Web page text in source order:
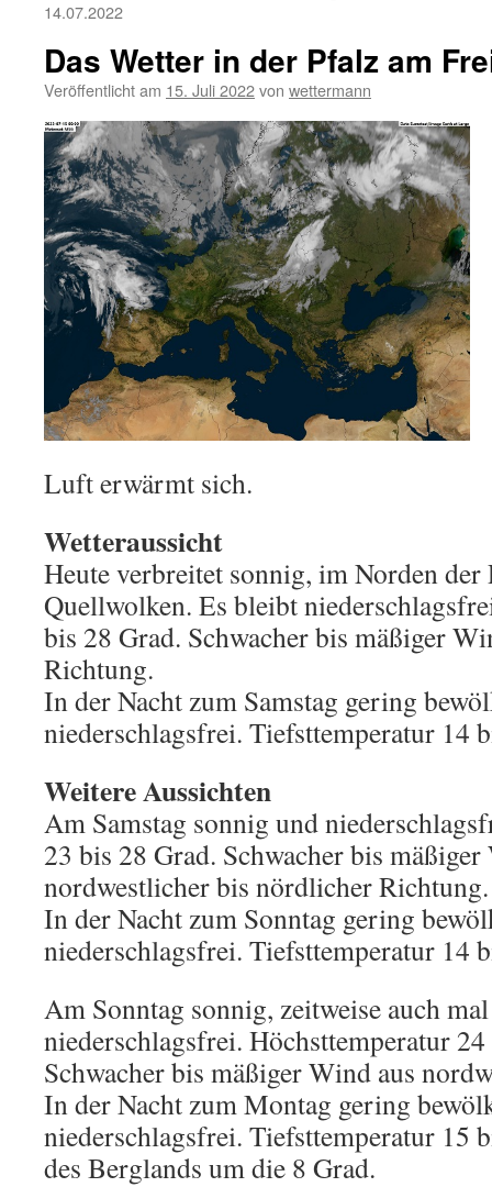
14.07.2022
Das Wetter in der Pfalz am
Veröffentlicht am 15. Juli 2022von wettermann
Luft erwärmt sich.
Wetteraussicht
Heute verbreitet sonnig, im Norden der
Quellwolken. Es bleibt
bis 28 Grad. Schwacher bis mäßiger
Richtung.
In der Nacht zum Samstag gering
niederschlagsfrei. Tiefsttemperatur 14
Weitere Aussichten
Am Samstag sonnig und
23 bis 28 Grad. Schwacher bis
nordwestlicher bis nördlicher Richtung.
In der Nacht zum Sonntag gering
niederschlagsfrei. Tiefsttemperatur 14
Am Sonntag sonnig, zeitweise auch
niederschlagsfrei. Höchsttemperatur
Schwacher bis mäßiger Wind aus
In der Nacht zum Montag gering
niederschlagsfrei. Tiefsttemperatur 15
des Berglands um die 8 Grad.